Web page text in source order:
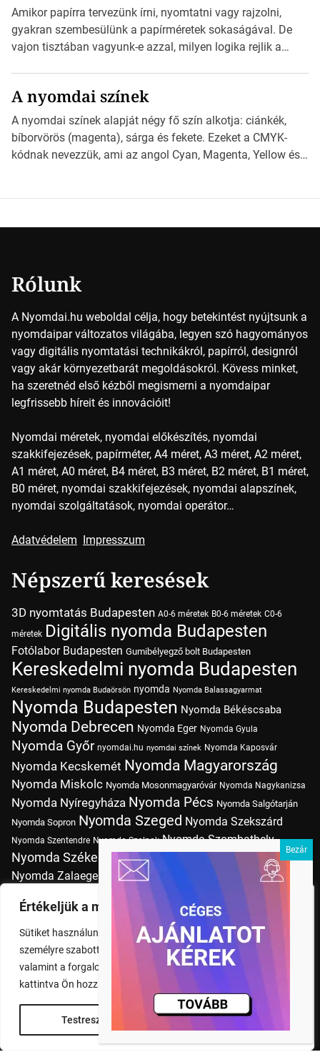
Értékeljük a magánéletét
Sütiket használunk a böngészési élmény fokozására,
személyre szabott hirdetések vagy tartalmak megjelenítésére,
valamint a forgalom elemzésére. A "Mindent elfogad" gombra
kattintva Ön hozzájárul a cookie-k használatához.
Testreszabás Rendben
esetben konzultáljunk a nyomdával, mielőtt elkezdjük a
nyomdai előkészítést!Nehogy az elkészült munka után
derüljön ki, hogy valamit másképp kellett volna csinálni! […]
Amikor papírra tervezünk írni, nyomtatni vagy rajzolni,
gyakran szembesülünk a papírméretek sokaságával. De
vajon tisztában vagyunk-e azzal, milyen logika rejlik a
*Hirdetés Ebben a cikkben a papírméretek izgalmas
világába kalauzolunk el téged, hogy jobban megértsd,
milyen szempontok alapján érdemes választanod a
jövőben. Bevezetés a papírméretek világába A […]
A nyomdai színek
A nyomdai színek alapját négy fő szín alkotja: ciánkék,
bíborvörös (magenta), sárga és fekete. Ezeket a CMYK-
kódnak nevezzük, ami az angol Cyan, Magenta, Yellow és
Rólunk
A Nyomdai.hu weboldal célja, hogy betekintést nyújtsunk a
nyomdaipar változatos világába, legyen szó hagyományos
vagy digitális nyomtatási technikákról, papírról, designról
vagy akár környezetbarát megoldásokról. Kövess minket,
ha szeretnéd első kézből megismerni a nyomdaipar
legfrissebb híreit és innovációit!
Nyomdai méretek, nyomdai előkészítés, nyomdai
szakkifejezések, papírméter, A4 méret, A3 méret, A2 méret,
A1 méret, A0 méret, B4 méret, B3 méret, B2 méret, B1 méret,
B0 méret, nyomdai szakkifejezések, nyomdai alapszínek,
nyomdai szolgáltatások, nyomdai operátor…
Adatvédelem Impresszum
Népszerű keresések
3D nyomtatás Budapesten A0-6 méretek B0-6 méretek C0-6
méretek Digitális nyomda Budapesten
Fotólabor Budapesten Gumibélyegző bolt Budapesten
Kereskedelmi nyomda Budapesten
Kereskedelmi nyomda Budaörsön nyomda Nyomda Balassagyarmat
Nyomda Budapesten Nyomda Békéscsaba
Nyomda Debrecen Nyomda Eger Nyomda Gyula
Nyomda Győr nyomdai.hu nyomdai színek Nyomda Kaposvár
Nyomda Kecskemét Nyomda Magyarország
Nyomda Miskolc Nyomda Mosonmagyaróvár Nyomda Nagykanizsa
Nyomda Nyíregyháza Nyomda Pécs Nyomda Salgótarján
Nyomda Sopron Nyomda Szeged Nyomda Szekszárd
Nyomda Szentendre Nyomda Szolnok Nyomda Szombathely
Nyomda Székesfehérvár Nyomda Tatabánya Nyomda Vác
Nyomda Zalaegerszeg Nyomda Érd nyomtatás
Nyomtatás Budapesten
Pólónyomtatás Budapesten Szitanyomda Budapesten
Tudásbázis